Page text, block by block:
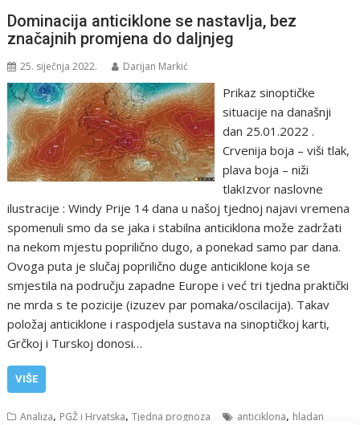
Dominacija anticiklone se nastavlja, bez
značajnih promjena do daljnjeg
25. siječnja 2022. Darijan Markić
Prikaz sinoptičke
situacije na današnji
dan 25.01.2022 .
Crvenija boja – viši tlak,
plava boja – niži
tlakIzvor naslovne
ilustracije : Windy Prije 14 dana u našoj tjednoj najavi vremena
spomenuli smo da se jaka i stabilna anticiklona može zadržati
na nekom mjestu poprilično dugo, a ponekad samo par dana.
Ovoga puta je slučaj poprilično duge anticiklone koja se
smjestila na području zapadne Europe i već tri tjedna praktički
ne mrda s te pozicije (izuzev par pomaka/oscilacija). Takav
položaj anticiklone i raspodjela sustava na sinoptičkoj karti,
Grčkoj i Turskoj donosi…
VIŠE
Analiza, PGŽ i Hrvatska,Tjedna prognoza anticiklona, hladan